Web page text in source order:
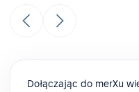
Dołączając do merXu